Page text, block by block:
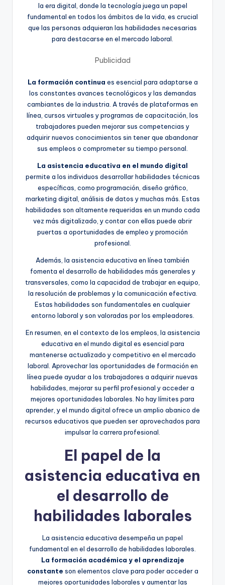
la era digital, donde la tecnología juega un papel
fundamental en todos los ámbitos de la vida, es crucial
que las personas adquieran las habilidades necesarias
para destacarse en el mercado laboral.
Publicidad
La formación continua es esencial para adaptarse a
los constantes avances tecnológicos y las demandas
cambiantes de la industria. A través de plataformas en
línea, cursos virtuales y programas de capacitación, los
trabajadores pueden mejorar sus competencias y
adquirir nuevos conocimientos sin tener que abandonar
sus empleos o comprometer su tiempo personal.
La asistencia educativa en el mundo digital
permite a los individuos desarrollar habilidades técnicas
específicas, como programación, diseño gráfico,
marketing digital, análisis de datos y muchas más. Estas
habilidades son altamente requeridas en un mundo cada
vez más digitalizado, y contar con ellas puede abrir
puertas a oportunidades de empleo y promoción
profesional.
Además, la asistencia educativa en línea también
fomenta el desarrollo de habilidades más generales y
transversales, como la capacidad de trabajar en equipo,
la resolución de problemas y la comunicación efectiva.
Estas habilidades son fundamentales en cualquier
entorno laboral y son valoradas por los empleadores.
En resumen, en el contexto de los empleos, la asistencia
educativa en el mundo digital es esencial para
mantenerse actualizado y competitivo en el mercado
laboral. Aprovechar las oportunidades de formación en
línea puede ayudar a los trabajadores a adquirir nuevas
habilidades, mejorar su perfil profesional y acceder a
mejores oportunidades laborales. No hay límites para
aprender, y el mundo digital ofrece un amplio abanico de
recursos educativos que pueden ser aprovechados para
impulsar la carrera profesional.
El papel de la
asistencia educativa en
el desarrollo de
habilidades laborales
La asistencia educativa desempeña un papel
fundamental en el desarrollo de habilidades laborales.
La formación académica y el aprendizaje
constante son elementos clave para poder acceder a
mejores oportunidades laborales y aumentar las